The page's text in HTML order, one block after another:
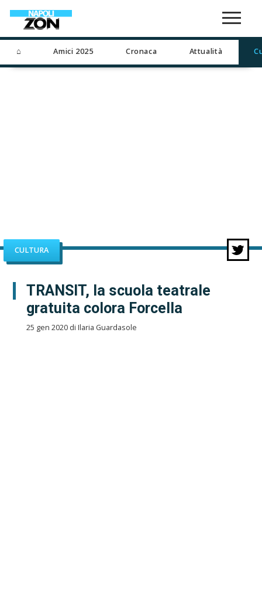
⌂ Amici 2025 Cronaca Attualità
CULTURA
TRANSIT, la scuola teatrale
gratuita colora Forcella
25 gen 2020 di Ilaria Guardasole